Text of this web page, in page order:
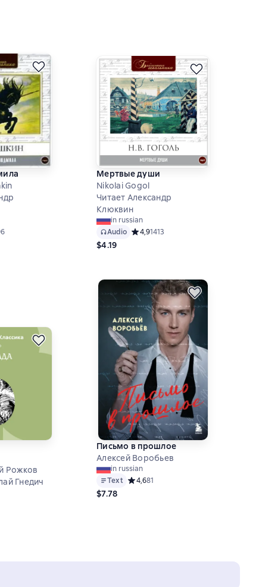
рейтинг 4,9 на основе 996 оценок
Мертвые души
Nikolai Gogol
Читает Александр
Клюквин
in russian
Audio Средний рейтинг 4,9 на основе
4,91413
$4.19
Рожков
Гнедич
рейтинг 4,6 на основе 13 оценок
Письмо в прошлое
Алексей Воробьев
in russian
Text Средний рейтинг 4,6 на основе 81
4,681
$7.78